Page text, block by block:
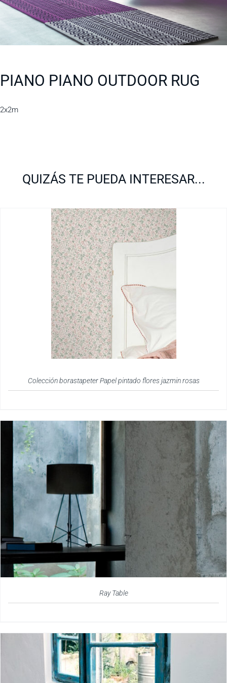
PIANO PIANO OUTDOOR RUG
2x2m
QUIZÁS TE PUEDA INTERESAR...
Colección borastapeter Papel pintado flores jazmin rosas
Ray Table